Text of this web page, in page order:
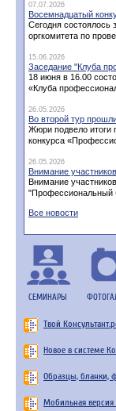
07.07.2026
Восемнадцатый
Сегодня состоялось
оргкомитета по
15.06.2026
Заседание "Клуба
18 июня в 16.00
«Клуба
26.05.2026
Во второй тур
Жюри подвело итоги
конкурса
26.05.2026
Внимание
Внимание
"Профессиональный
Все новости
СЕМИНАРЫ
Твой
Новое в системе
Образцы, бланки,
Мобильная версия